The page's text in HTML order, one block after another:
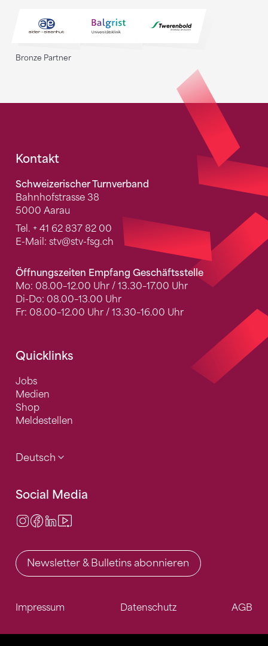
Bronze Partner
Fusszeile
Kontakt
Schweizerischer Turnverband
Bahnhofstrasse 38
5000 Aarau
Tel. + 41 62 837 82 00
E-Mail: stv@stv-fsg.ch
Öffnungszeiten Empfang Geschäftsstelle
Mo: 08.00–12.00 Uhr / 13.30–17.00 Uhr
Di-Do: 08.00–13.00 Uhr
Fr: 08.00–12.00 Uhr / 13.30–16.00 Uhr
Quicklinks
Jobs
Medien
Shop
Meldestellen
Deutsch
Social Media
Instagram
Facebook
LinkedIn
Newsletter & Bulletins abonnieren
Impressum Datenschutz AGB